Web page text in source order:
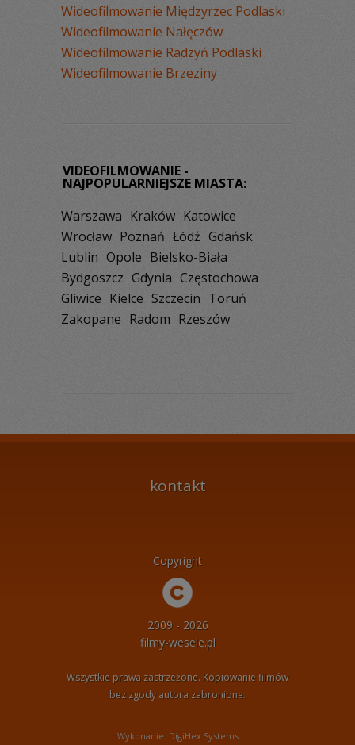
Wideofilmowanie Międzyrzec Podlaski
Wideofilmowanie Nałęczów
Wideofilmowanie Radzyń Podlaski
Wideofilmowanie Brzeziny
VIDEOFILMOWANIE -
NAJPOPULARNIEJSZE MIASTA:
Warszawa Kraków Katowice
Wrocław Poznań Łódź Gdańsk
Lublin Opole Bielsko-Biała
Bydgoszcz Gdynia Częstochowa
Gliwice Kielce Szczecin Toruń
Zakopane Radom Rzeszów
kontakt
Copyright
2009 - 2026
filmy-wesele.pl
Wszystkie prawa zastrzeżone. Kopiowanie filmów
bez zgody autora zabronione.
Wykonanie: DigiHex Systems